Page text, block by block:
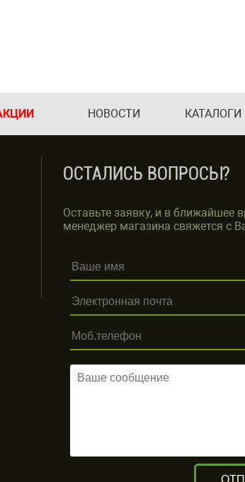
НОВОСТИ КАТАЛОГИ
ОСТАЛИСЬ ВОПРОСЫ?
Оставьте заявку, и в ближайшее
менеджер магазина свяжется с